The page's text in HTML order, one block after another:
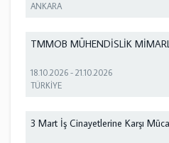
ANKARA
TMMOB MÜHENDİSLİK
18.10.2026 -21.10.2026
TÜRKİYE
3 Mart İş Cinayetlerine Karşı